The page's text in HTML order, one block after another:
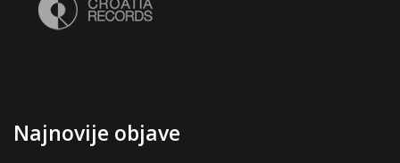
Najnovije objave